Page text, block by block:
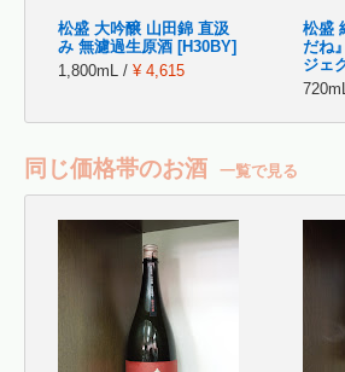
松盛 大吟醸 山田錦 直汲
み 無濾過生原酒 [H30BY]
1,800mL / ¥ 4,615
松盛
だね
ジェ
同じ価格帯のお酒 一覧で見る